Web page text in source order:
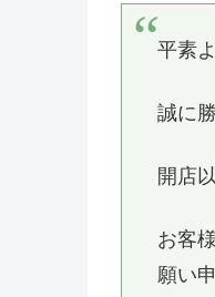
平素
誠に
開店
お客
願い